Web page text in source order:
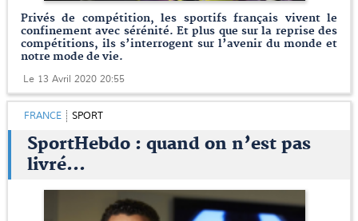
Privés de compétition, les sportifs français vivent le
confinement avec sérénité. Et plus que sur la reprise des
compétitions, ils s’interrogent sur l’avenir du monde et
notre mode de vie.
Le 13 Avril 2020 20:55
FRANCE SPORT
SportHebdo : quand on n’est pas
livré…